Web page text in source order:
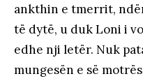
ankthin e tmerrit,
të dytë, u duk Loni i
edhe nji letër. Nuk
mungesën e së